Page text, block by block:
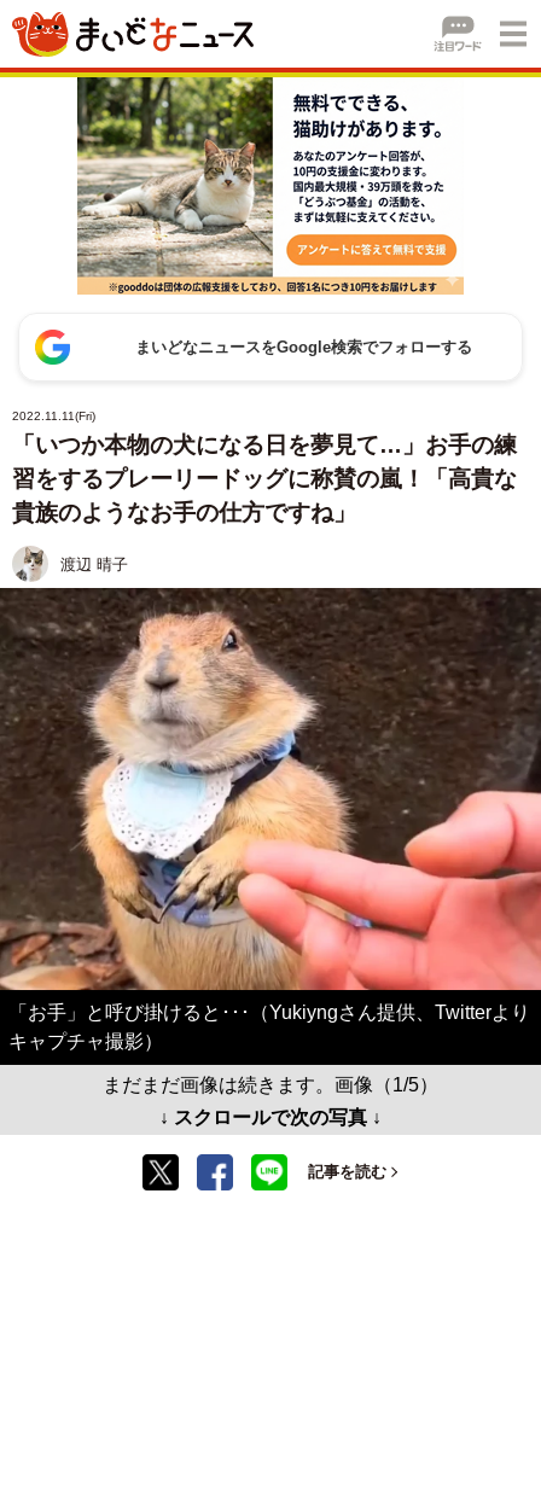
まいどなニュースをGoogle検索でフォローする
2022.11.11(Fri)
「いつか本物の犬になる日を夢見て…」お手の練
習をするプレーリードッグに称賛の嵐！「高貴な
貴族のようなお手の仕方ですね」
渡辺 晴子
「お手」と呼び掛けると･･･（Yukiyngさん提供、Twitterより
キャプチャ撮影）
まだまだ画像は続きます。画像（1/5）
↓ スクロールで次の写真 ↓
記事を読む